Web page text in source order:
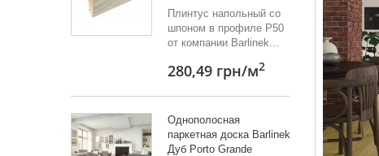
Плинтус напольный со
шпоном в профиле Р50
от компании Barlinek...
280,49 грн/м2
Однополосная
паркетная доска Barlinek
Дуб Porto Grande